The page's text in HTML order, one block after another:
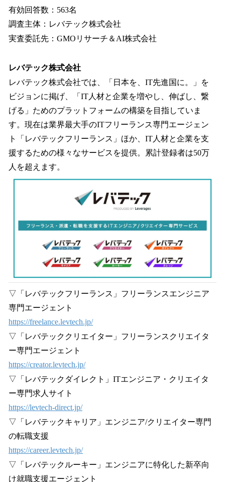
有効回答数：563名
調査主体：レバテック株式会社
実査委託先：GMOリサーチ＆AI株式会社
レバテック株式会社
レバテック株式会社では、「日本を、IT先進国に。」を
ビジョンに掲げ、「IT人材と企業を増やし、伸ばし、繋
げる」ためのプラットフォームの構築を目指していま
す。現在は業界最大手のITフリーランス専門エージェン
ト「レバテックフリーランス」ほか、IT人材と企業を支
援するための様々なサービスを提供。累計登録者は50万
人を超えます。
▽「レバテックフリーランス」フリーランスエンジニア
専門エージェント
https://freelance.levtech.jp/
▽「レバテッククリエイター」フリーランスクリエイタ
ー専門エージェント
https://creator.levtech.jp/
▽「レバテックダイレクト」ITエンジニア・クリエイタ
ー専門求人サイト
https://levtech-direct.jp/
▽「レバテックキャリア」エンジニア/クリエイター専門
の転職支援
https://career.levtech.jp/
▽「レバテックルーキー」エンジニアに特化した新卒向
け就職支援エージェント